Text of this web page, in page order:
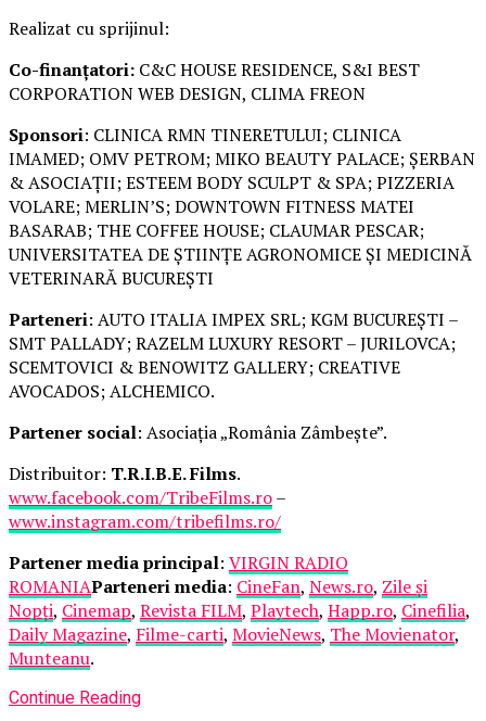
Realizat cu sprijinul:
Co-finanțatori: C&C HOUSE RESIDENCE, S&I BEST
CORPORATION WEB DESIGN, CLIMA FREON
Sponsori: CLINICA RMN TINERETULUI; CLINICA
IMAMED; OMV PETROM; MIKO BEAUTY PALACE; ȘERBAN
& ASOCIAȚII; ESTEEM BODY SCULPT & SPA; PIZZERIA
VOLARE; MERLIN’S; DOWNTOWN FITNESS MATEI
BASARAB; THE COFFEE HOUSE; CLAUMAR PESCAR;
UNIVERSITATEA DE ȘTIINȚE AGRONOMICE ȘI MEDICINĂ
VETERINARĂ BUCUREȘTI
Parteneri: AUTO ITALIA IMPEX SRL; KGM BUCUREȘTI –
SMT PALLADY; RAZELM LUXURY RESORT – JURILOVCA;
SCEMTOVICI & BENOWITZ GALLERY; CREATIVE
AVOCADOS; ALCHEMICO.
Partener social: Asociația „România Zâmbește”.
Distribuitor: T.R.I.B.E. Films.
www.facebook.com/TribeFilms.ro–
www.instagram.com/tribefilms.ro/
Partener media principal: VIRGIN RADIO
ROMANIAParteneri media: CineFan, News.ro, Zile și
Nopți, Cinemap, Revista FILM, Playtech, Happ.ro, Cinefilia,
Daily Magazine, Filme-carti, MovieNews, The Movienator,
Munteanu.
Continue Reading